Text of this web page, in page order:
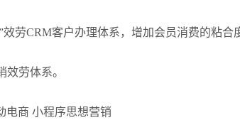
效劳CRM客户办理体系，增加会员消费的粘合
效劳体系。
电商 小程序思想营销